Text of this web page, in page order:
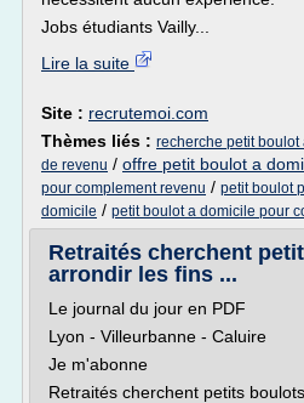
Jobs étudiants Vailly...
Lire la suite
Site : recrutemoi.com
Thèmes liés : recherche petit
de revenu / offre petit boulot a
pour complement revenu / petit boulot
domicile / petit boulot a domicile pour
Retraités cherchent
arrondir les fins ...
Le journal du jour en PDF
Lyon - Villeurbanne - Caluire
Je m'abonne
Retraités cherchent petits